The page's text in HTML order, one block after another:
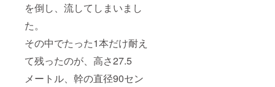
を倒し、流してしまいまし
た。
その中でたった1本だけ耐え
て残ったのが、高さ27.5
メートル、幹の直径90セン